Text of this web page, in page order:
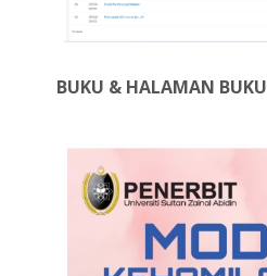
BUKU & HALAMAN BUKU